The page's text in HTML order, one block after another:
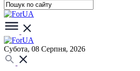
Субота, 08 Серпня, 2026